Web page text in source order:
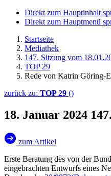
Direkt zum Hauptinhalt
Direkt zum Hauptmenü
Startseite
Mediathek
147. Sitzung vom
TOP 29
Rede von Katrin Göring-
zurück zu: TOP 29 ()
18. Januar 2024
zum Artikel
Erste Beratung des von der
eingebrachten Entwurfs eines